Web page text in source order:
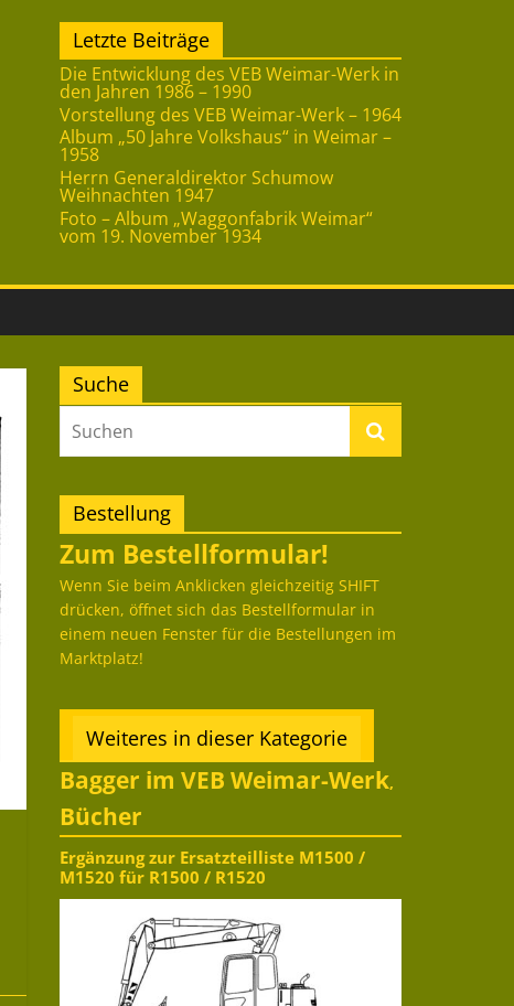
Letzte Beiträge
Die Entwicklung des VEB Weimar-Werk in
den Jahren 1986 – 1990
Vorstellung des VEB Weimar-Werk – 1964
Album „50 Jahre Volkshaus“ in Weimar –
1958
Herrn Generaldirektor Schumow
Weihnachten 1947
Foto – Album „Waggonfabrik Weimar“
vom 19. November 1934
Suche
Bestellung
Zum Bestellformular!
Wenn Sie beim Anklicken gleichzeitig SHIFT
drücken, öffnet sich das Bestellformular in
einem neuen Fenster für die Bestellungen im
Marktplatz!
Weiteres in dieser Kategorie
Bagger im VEB Weimar-Werk,
Bücher
Ergänzung zur Ersatzteilliste M1500 /
M1520 für R1500 / R1520